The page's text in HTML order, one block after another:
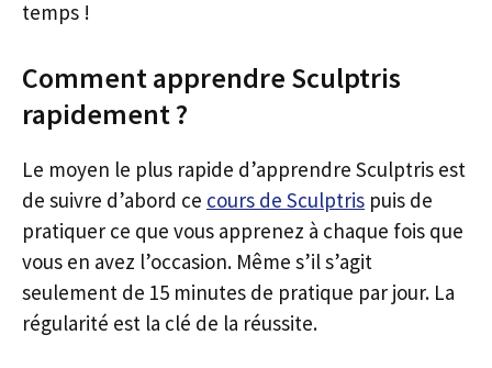
temps !
Comment apprendre Sculptris
rapidement ?
Le moyen le plus rapide d’apprendre Sculptris est
de suivre d’abord ce cours de Sculptris puis de
pratiquer ce que vous apprenez à chaque fois que
vous en avez l’occasion. Même s’il s’agit
seulement de 15 minutes de pratique par jour. La
régularité est la clé de la réussite.